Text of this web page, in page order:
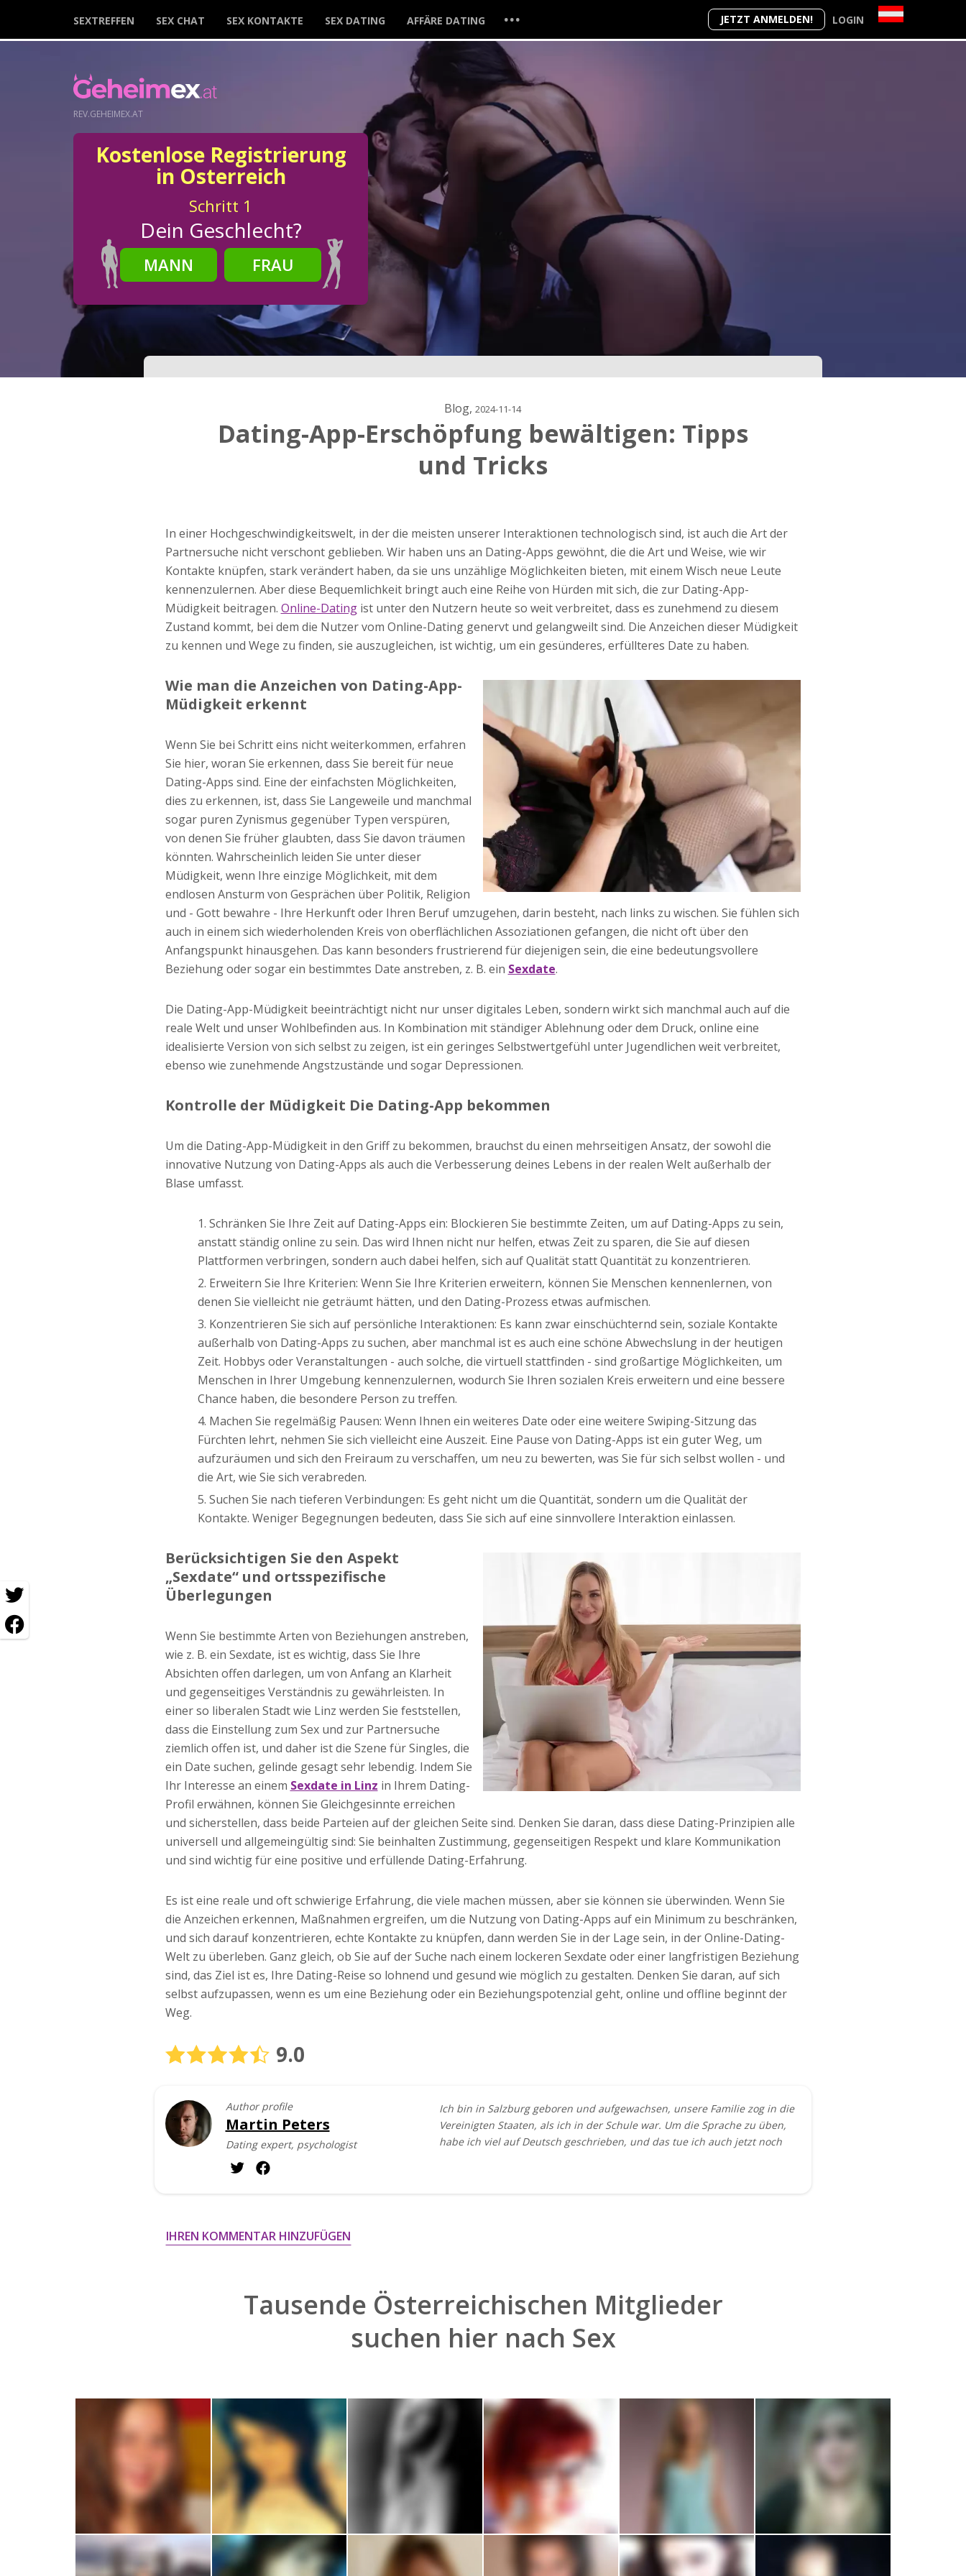
JETZT ANMELDEN! LOGIN
SEXTREFFEN SEX CHAT SEX KONTAKTE SEX DATING AFFÄRE DATING ...
REV.GEHEIMEX.AT
Kostenlose Registrierung
in Osterreich
Schritt 1
Dein Geschlecht?
MANN
FRAU
Schritt2
Dein Geburtsdatum?
Deine E-Mail?
Angebote des Betreibers per E-Mail, der Zusendung
kann ich jederzeit widersprechen.
JETZT ANMELDEN!
Blog, 2024-11-14
Dating-App-Erschöpfung bewältigen: Tipps
und Tricks
In einer Hochgeschwindigkeitswelt, in der die meisten unserer Interaktionen technologisch sind, ist auch die Art der
Partnersuche nicht verschont geblieben. Wir haben uns an Dating-Apps gewöhnt, die die Art und Weise, wie wir
Kontakte knüpfen, stark verändert haben, da sie uns unzählige Möglichkeiten bieten, mit einem Wisch neue Leute
kennenzulernen. Aber diese Bequemlichkeit bringt auch eine Reihe von Hürden mit sich, die zur Dating-App-
Müdigkeit beitragen. Online-Datingist unter den Nutzern heute so weit verbreitet, dass es zunehmend zu diesem
Zustand kommt, bei dem die Nutzer vom Online-Dating genervt und gelangweilt sind. Die Anzeichen dieser Müdigkeit
zu kennen und Wege zu finden, sie auszugleichen, ist wichtig, um ein gesünderes, erfüllteres Date zu haben.
Wie man die Anzeichen von Dating-App-
Müdigkeit erkennt
Wenn Sie bei Schritt eins nicht weiterkommen, erfahren
Sie hier, woran Sie erkennen, dass Sie bereit für neue
Dating-Apps sind. Eine der einfachsten Möglichkeiten,
dies zu erkennen, ist, dass Sie Langeweile und manchmal
sogar puren Zynismus gegenüber Typen verspüren,
von denen Sie früher glaubten, dass Sie davon träumen
könnten. Wahrscheinlich leiden Sie unter dieser
Müdigkeit, wenn Ihre einzige Möglichkeit, mit dem
endlosen Ansturm von Gesprächen über Politik, Religion
und - Gott bewahre - Ihre Herkunft oder Ihren Beruf umzugehen, darin besteht, nach links zu wischen. Sie fühlen sich
auch in einem sich wiederholenden Kreis von oberflächlichen Assoziationen gefangen, die nicht oft über den
Anfangspunkt hinausgehen. Das kann besonders frustrierend für diejenigen sein, die eine bedeutungsvollere
Beziehung oder sogar ein bestimmtes Date anstreben, z. B. ein Sexdate.
Die Dating-App-Müdigkeit beeinträchtigt nicht nur unser digitales Leben, sondern wirkt sich manchmal auch auf die
reale Welt und unser Wohlbefinden aus. In Kombination mit ständiger Ablehnung oder dem Druck, online eine
idealisierte Version von sich selbst zu zeigen, ist ein geringes Selbstwertgefühl unter Jugendlichen weit verbreitet,
ebenso wie zunehmende Angstzustände und sogar Depressionen.
Kontrolle der Müdigkeit Die Dating-App bekommen
Um die Dating-App-Müdigkeit in den Griff zu bekommen, brauchst du einen mehrseitigen Ansatz, der sowohl die
innovative Nutzung von Dating-Apps als auch die Verbesserung deines Lebens in der realen Welt außerhalb der
Blase umfasst.
Schränken Sie Ihre Zeit auf Dating-Apps ein: Blockieren Sie bestimmte Zeiten, um auf Dating-Apps zu sein,
anstatt ständig online zu sein. Das wird Ihnen nicht nur helfen, etwas Zeit zu sparen, die Sie auf diesen
Plattformen verbringen, sondern auch dabei helfen, sich auf Qualität statt Quantität zu konzentrieren.
Erweitern Sie Ihre Kriterien: Wenn Sie Ihre Kriterien erweitern, können Sie Menschen kennenlernen, von
denen Sie vielleicht nie geträumt hätten, und den Dating-Prozess etwas aufmischen.
Konzentrieren Sie sich auf persönliche Interaktionen: Es kann zwar einschüchternd sein, soziale Kontakte
außerhalb von Dating-Apps zu suchen, aber manchmal ist es auch eine schöne Abwechslung in der heutigen
Zeit. Hobbys oder Veranstaltungen - auch solche, die virtuell stattfinden - sind großartige Möglichkeiten, um
Menschen in Ihrer Umgebung kennenzulernen, wodurch Sie Ihren sozialen Kreis erweitern und eine bessere
Chance haben, die besondere Person zu treffen.
Machen Sie regelmäßig Pausen: Wenn Ihnen ein weiteres Date oder eine weitere Swiping-Sitzung das
Fürchten lehrt, nehmen Sie sich vielleicht eine Auszeit. Eine Pause von Dating-Apps ist ein guter Weg, um
aufzuräumen und sich den Freiraum zu verschaffen, um neu zu bewerten, was Sie für sich selbst wollen - und
die Art, wie Sie sich verabreden.
Suchen Sie nach tieferen Verbindungen: Es geht nicht um die Quantität, sondern um die Qualität der
Kontakte. Weniger Begegnungen bedeuten, dass Sie sich auf eine sinnvollere Interaktion einlassen.
Berücksichtigen Sie den Aspekt
„Sexdate“ und ortsspezifische
Überlegungen
Wenn Sie bestimmte Arten von Beziehungen anstreben,
wie z. B. ein Sexdate, ist es wichtig, dass Sie Ihre
Absichten offen darlegen, um von Anfang an Klarheit
und gegenseitiges Verständnis zu gewährleisten. In
einer so liberalen Stadt wie Linz werden Sie feststellen,
dass die Einstellung zum Sex und zur Partnersuche
ziemlich offen ist, und daher ist die Szene für Singles, die
ein Date suchen, gelinde gesagt sehr lebendig. Indem Sie
Ihr Interesse an einem Sexdate in Linz in Ihrem Dating-
Profil erwähnen, können Sie Gleichgesinnte erreichen
und sicherstellen, dass beide Parteien auf der gleichen Seite sind. Denken Sie daran, dass diese Dating-Prinzipien alle
universell und allgemeingültig sind: Sie beinhalten Zustimmung, gegenseitigen Respekt und klare Kommunikation
und sind wichtig für eine positive und erfüllende Dating-Erfahrung.
Es ist eine reale und oft schwierige Erfahrung, die viele machen müssen, aber sie können sie überwinden. Wenn Sie
die Anzeichen erkennen, Maßnahmen ergreifen, um die Nutzung von Dating-Apps auf ein Minimum zu beschränken,
und sich darauf konzentrieren, echte Kontakte zu knüpfen, dann werden Sie in der Lage sein, in der Online-Dating-
Welt zu überleben. Ganz gleich, ob Sie auf der Suche nach einem lockeren Sexdate oder einer langfristigen Beziehung
sind, das Ziel ist es, Ihre Dating-Reise so lohnend und gesund wie möglich zu gestalten. Denken Sie daran, auf sich
selbst aufzupassen, wenn es um eine Beziehung oder ein Beziehungspotenzial geht, online und offline beginnt der
Weg.
9.0
Author profile
Martin Peters
Dating expert, psychologist
Ich bin in Salzburg geboren und aufgewachsen, unsere Familie zog in die
Vereinigten Staaten, als ich in der Schule war. Um die Sprache zu üben,
habe ich viel auf Deutsch geschrieben, und das tue ich auch jetzt noch
IHREN KOMMENTAR HINZUFÜGEN
Tausende Österreichischen Mitglieder
suchen hier nach Sex